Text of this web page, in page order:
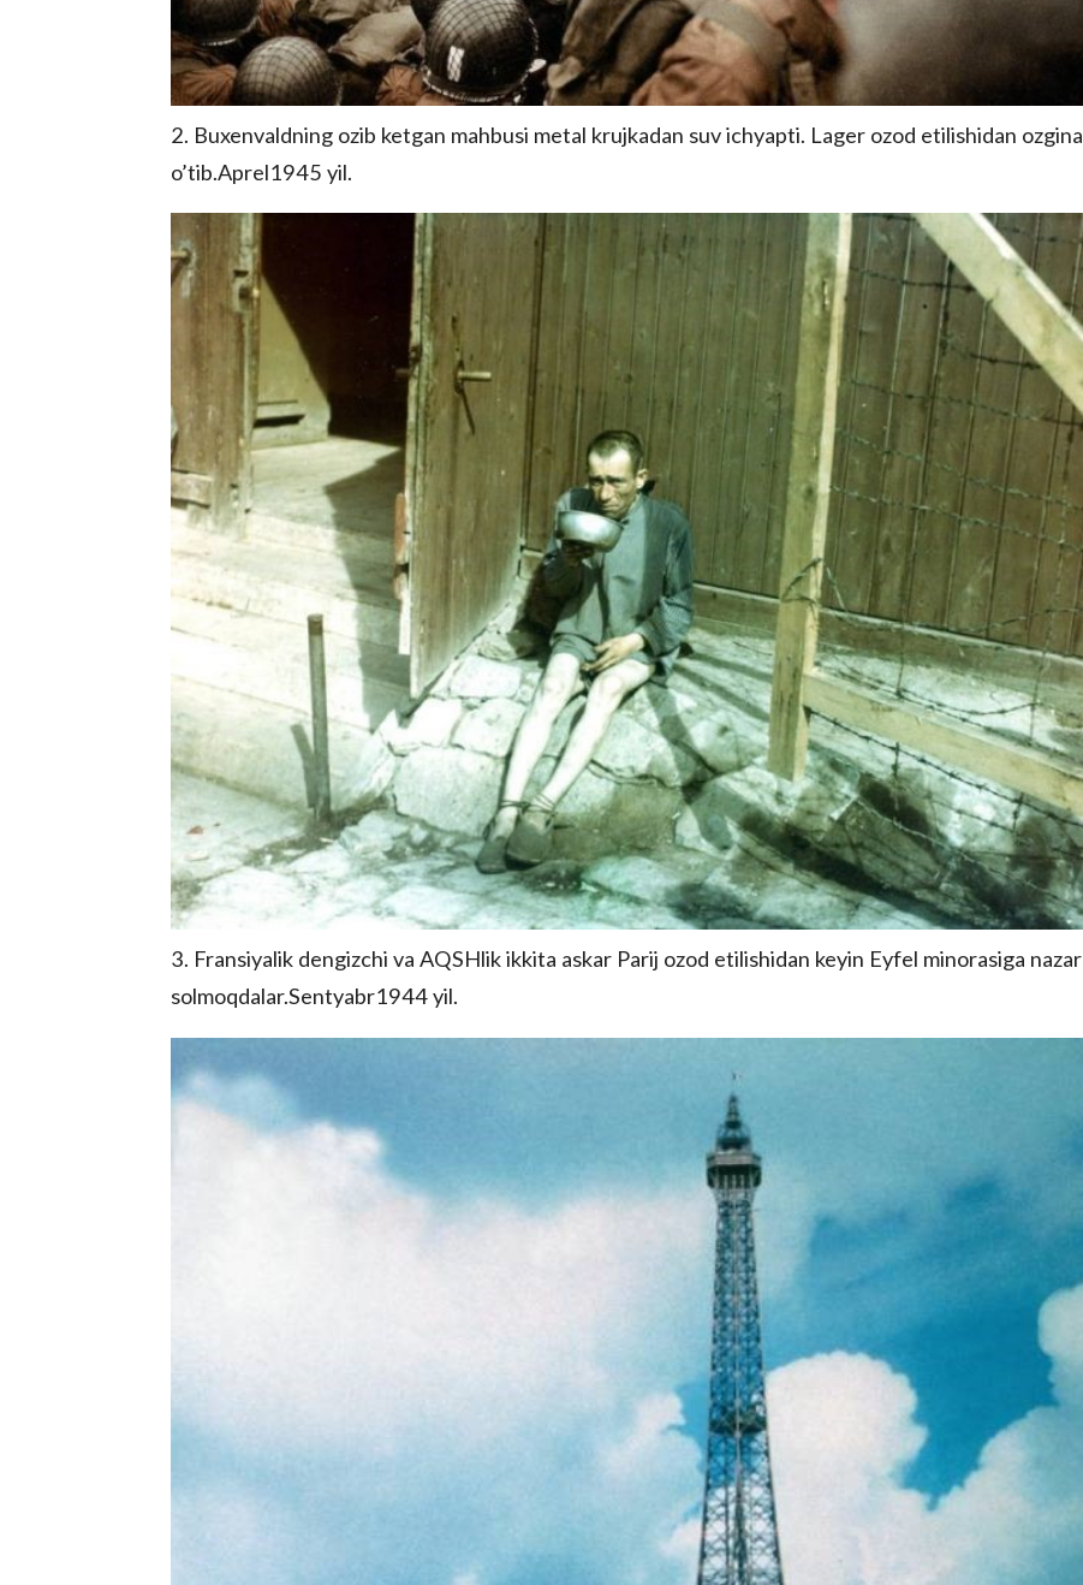
2. Buxenvaldning ozib ketgan mahbusi metal krujkadan suv ichyapti. Lager ozod etilishidan ozgina
o’tib.Aprel1945 yil.
3. Fransiyalik dengizchi va AQSHlik ikkita askar Parij ozod etilishidan keyin Eyfel minorasiga nazar
solmoqdalar.Sentyabr1944 yil.